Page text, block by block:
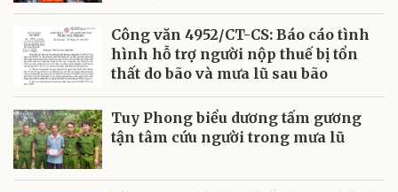
Công văn 4952/CT-CS: Báo cáo tình
hình hỗ trợ người nộp thuế bị tổn
thất do bão và mưa lũ sau bão
Tuy Phong biểu dương tấm gương
tận tâm cứu người trong mưa lũ